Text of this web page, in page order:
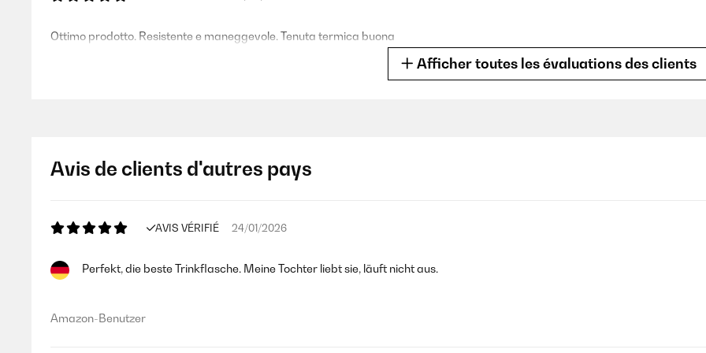
Ottimo prodotto. Resistente e maneggevole. Tenuta termica buona
La bottiglia tiene le bevande alla stessa temperatura per molte ore.Non perde quando chiusa perchè anche il foro di sfiato ha
Afficher toutes les évaluations des clients
Avis de clients d'autres pays
AVIS VÉRIFIÉ 24/01/2026
Perfekt, die beste Trinkflasche. Meine Tochter liebt sie, läuft nicht aus.
Amazon-Benutzer